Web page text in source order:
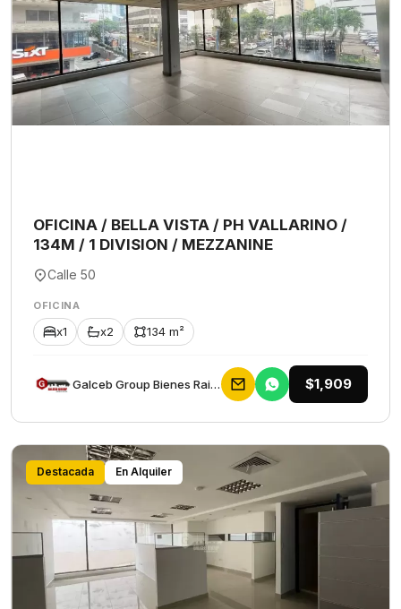
OFICINA / BELLA VISTA / PH VALLARINO /
134M / 1 DIVISION / MEZZANINE
Calle 50
OFICINA
x1 x2 134 m²
Galceb Group Bienes Raices $1,909
Destacada En Alquiler